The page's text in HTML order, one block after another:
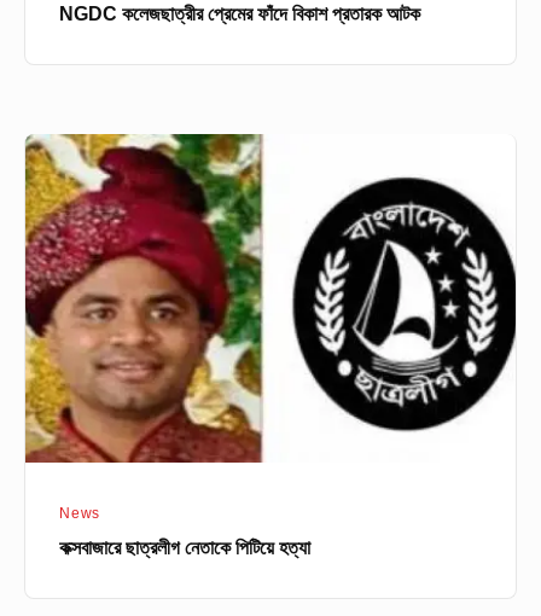
NGDC কলেজছাত্রীর প্রেমের ফাঁদে বিকাশ প্রতারক আটক
কক্সবাজারে
ছাত্রলীগ
নেতাকে
পিটিয়ে
হত্যা
News
কক্সবাজারে ছাত্রলীগ নেতাকে পিটিয়ে হত্যা